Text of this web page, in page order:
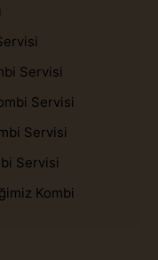
Servisi
Servisi
Servisi
Servisi
Kombi